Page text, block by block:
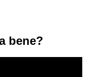
bene?